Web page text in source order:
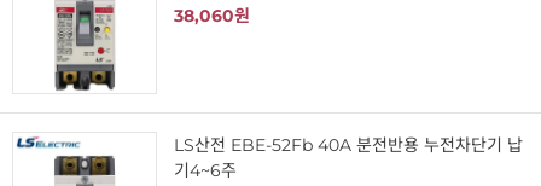
38,060원
LS산전 EBE-52Fb 40A 분전반용 누전차단기 납
기4~6주